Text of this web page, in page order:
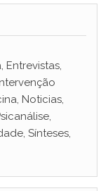
Entrevistas,
Noticias,
Sínteses,